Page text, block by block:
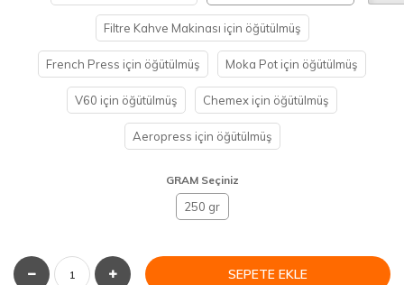
Filtre Kahve Makinası için öğütülmüş
French Press için öğütülmüş Moka Pot için öğütülmüş
V60 için öğütülmüş Chemex için öğütülmüş
Aeropress için öğütülmüş
GRAM Seçiniz
250 gr
SEPETE EKLE